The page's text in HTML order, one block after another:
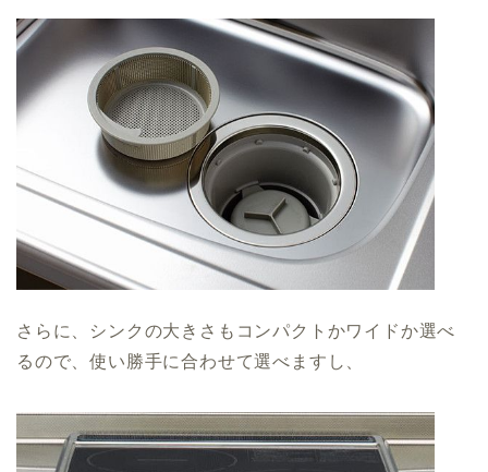
さらに、シンクの大きさもコンパクトかワイドか選べ
るので、使い勝手に合わせて選べますし、